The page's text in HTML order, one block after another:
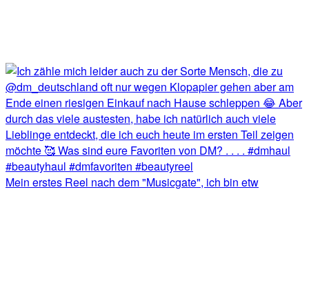
Mein erstes Reel nach dem "Musicgate", ich bin etw